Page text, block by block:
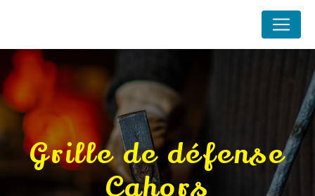
grille de défense
Cahors